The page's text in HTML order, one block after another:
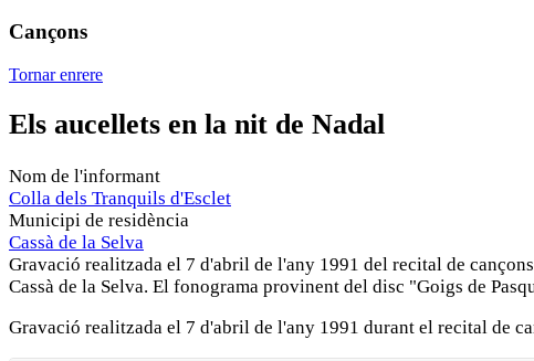
Cançons
Tornar enrere
Els aucellets en la nit de Nadal
Nom de l'informant
Colla dels Tranquils d'Esclet
Municipi de residència
Cassà de la Selva
Gravació realitzada el 7 d'abril de l'any 1991 del recital de
Cassà de la Selva. El fonograma provinent del disc "Goigs de
Gravació realitzada el 7 d'abril de l'any 1991 durant el recital de